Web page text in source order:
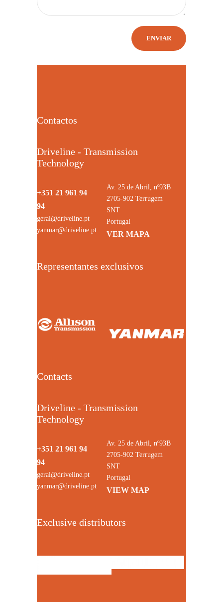
Contactos
Driveline - Transmission
Technology
+351 21 961 94
94
geral@driveline.pt
yanmar@driveline.pt
Av. 25 de Abril, nº93B
2705-902 Terrugem
SNT
Portugal
VER MAPA
Representantes exclusivos
Contacts
Driveline - Transmission
Technology
+351 21 961 94
94
geral@driveline.pt
yanmar@driveline.pt
Av. 25 de Abril, nº93B
2705-902 Terrugem
SNT
Portugal
VIEW MAP
Exclusive distributors